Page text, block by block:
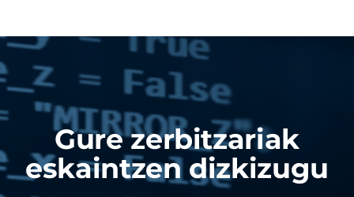
Gure zerbitzariak
eskaintzen dizkizugu